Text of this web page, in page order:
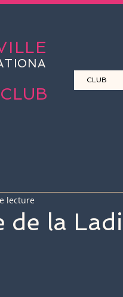
CLUB
de la
lecture